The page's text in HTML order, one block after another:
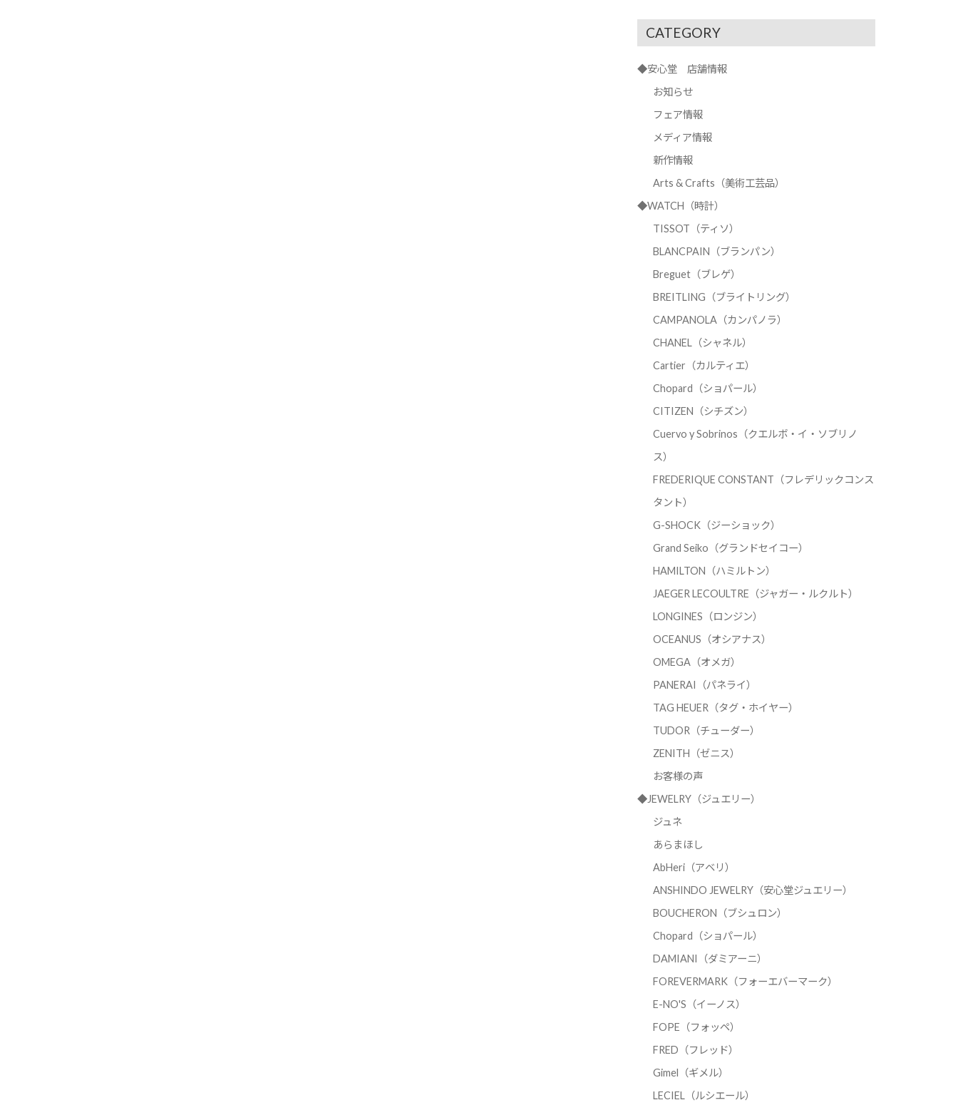
CATEGORY
◆安心堂 店舗情報
お知らせ
フェア情報
メディア情報
新作情報
Arts & Crafts（美術工芸品）
◆WATCH（時計）
TISSOT（ティソ）
BLANCPAIN（ブランパン）
Breguet（ブレゲ）
BREITLING（ブライトリング）
CAMPANOLA（カンパノラ）
CHANEL（シャネル）
Cartier（カルティエ）
Chopard（ショパール）
CITIZEN（シチズン）
Cuervo y Sobrinos（クエルボ・イ・ソブリノ
ス）
FREDERIQUE CONSTANT（フレデリックコンス
タント）
G-SHOCK（ジーショック）
Grand Seiko（グランドセイコー）
HAMILTON（ハミルトン）
JAEGER LECOULTRE（ジャガー・ルクルト）
LONGINES（ロンジン）
OCEANUS（オシアナス）
OMEGA（オメガ）
PANERAI（パネライ）
TAG HEUER（タグ・ホイヤー）
TUDOR（チューダー）
ZENITH（ゼニス）
お客様の声
◆JEWELRY（ジュエリー）
ジュネ
あらまほし
AbHeri（アベリ）
ANSHINDO JEWELRY（安心堂ジュエリー）
BOUCHERON（ブシュロン）
Chopard（ショパール）
DAMIANI（ダミアーニ）
FOREVERMARK（フォーエバーマーク）
E-NO'S（イーノス）
FOPE（フォッペ）
FRED（フレッド）
Gimel（ギメル）
LECIEL（ルシエール）